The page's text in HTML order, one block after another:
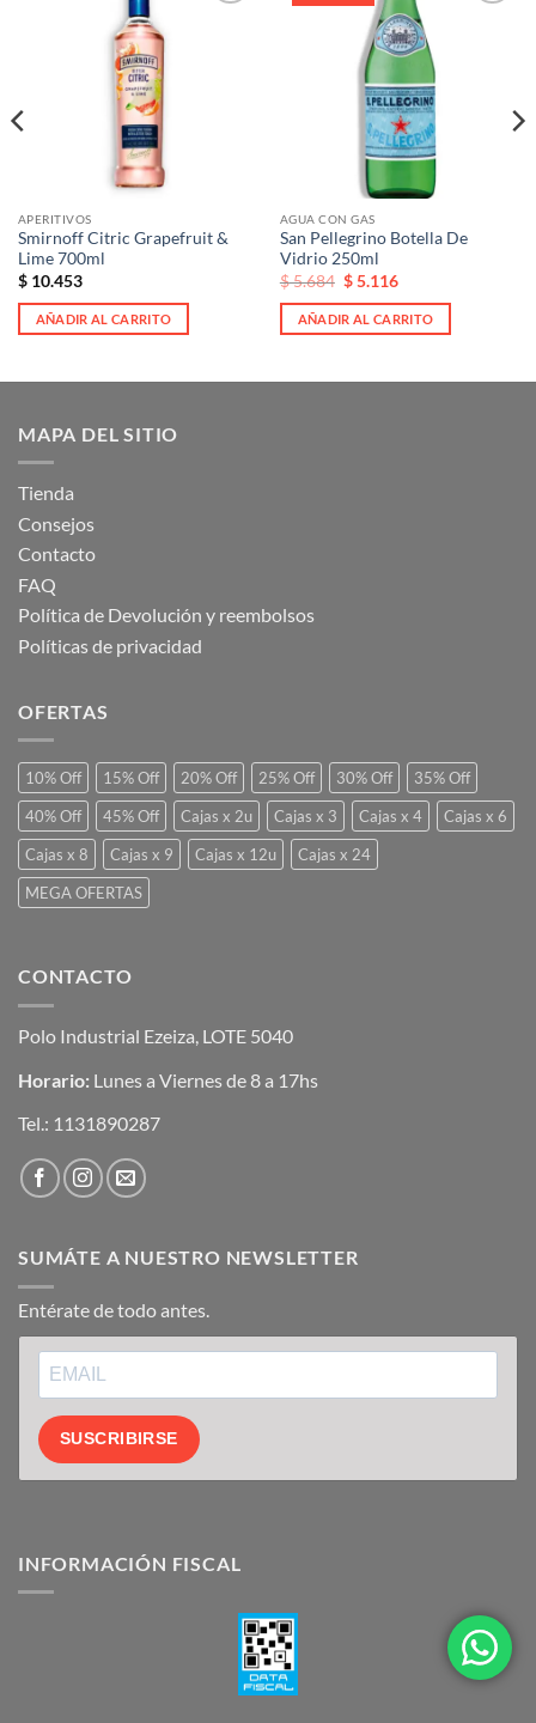
APERITIVOS
Smirnoff Citric Grapefruit &
Lime 700ml
$10.453
AÑADIR AL CARRITO
AGUA CON GAS
San Pellegrino Botella De
Vidrio 250ml
El
precio
original
era:
$5.684 El
actual
es:
$5.116
AÑADIR AL CARRITO
MAPA DEL SITIO
Tienda
Consejos
Contacto
FAQ
Política de Devolución y reembolsos
Políticas de privacidad
OFERTAS
10% Off 15% Off 20% Off 25% Off 30% Off
35% Off
40% Off
45% Off Cajas x 2u Cajas x 3 Cajas x 4
Cajas x 6
Cajas x 8
Cajas x 9 Cajas x 12u
Cajas x 24
MEGA OFERTAS
CONTACTO
Polo Industrial Ezeiza, LOTE 5040
Horario: Lunes a Viernes de 8 a 17hs
Tel.: 1131890287
SUMÁTE A NUESTRO NEWSLETTER
Entérate de todo antes.
SUSCRIBIRSE
INFORMACIÓN FISCAL